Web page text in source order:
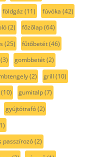
földgáz (11) fúvóka (42)
(2) főzőlap(64)
(25) fűtőbetét(46)
gombbetét(2)
(2) grill (10)
gumitalp(7)
gyújtótrafó(2)
passzírozó(2)